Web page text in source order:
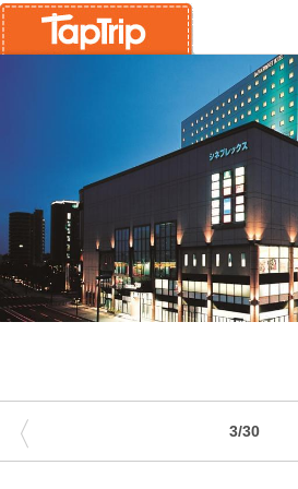
3/30
〈